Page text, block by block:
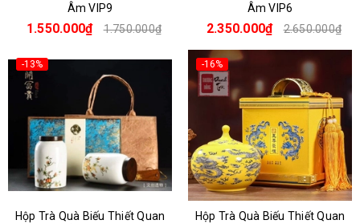
Âm VIP9
1.550.000₫ 1.750.000₫
Âm VIP6
2.350.000₫ 2.650.000₫
-13%
Hộp Trà Quà Biếu Thiết Quan
-16%
Hộp Trà Quà Biếu Thiết Quan